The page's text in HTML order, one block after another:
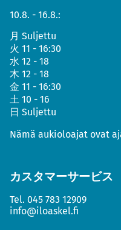
10.8. - 16.8.:
月 Suljettu
火 11 - 16:30
水 12 - 18
木 12 - 18
金 11 - 16:30
土 10 - 16
日 Suljettu
Nämä aukioloajat ovat
カスタマーサービス
Tel. 045 783 12909
info@iloaskel.fi